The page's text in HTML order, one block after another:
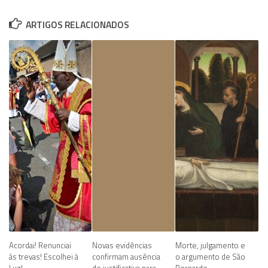
ARTIGOS RELACIONADOS
Acordai! Renunciai
às trevas! Escolhei à
Novas evidências
confirmam ausência
Morte, julgamento e
o argumento de São